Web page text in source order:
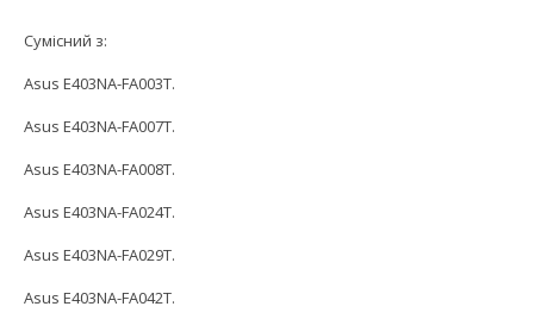
Сумісний з:
Asus E403NA-FA003T.
Asus E403NA-FA007T.
Asus E403NA-FA008T.
Asus E403NA-FA024T.
Asus E403NA-FA029T.
Asus E403NA-FA042T.